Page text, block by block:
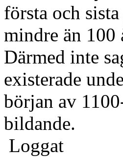
första och
mindre än 100
Därmed inte
existerade
början av
bildande.
Loggat